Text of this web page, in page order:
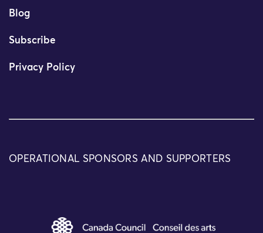
Blog
Subscribe
Privacy Policy
OPERATIONAL SPONSORS AND SUPPORTERS